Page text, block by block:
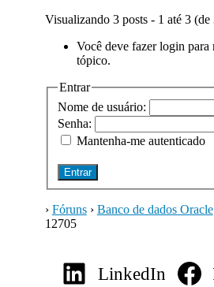
Visualizando 3 posts - 1 até 3 (de
Você deve fazer login para
tópico.
Entrar
Nome de usuário:
Senha:
Mantenha-me autenticado
Entrar
› Fóruns › Banco de dados Oracle
12705
LinkedIn